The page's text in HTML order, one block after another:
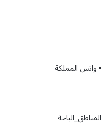
▪︎ واتس المملكة
.
المناطق_الباحة